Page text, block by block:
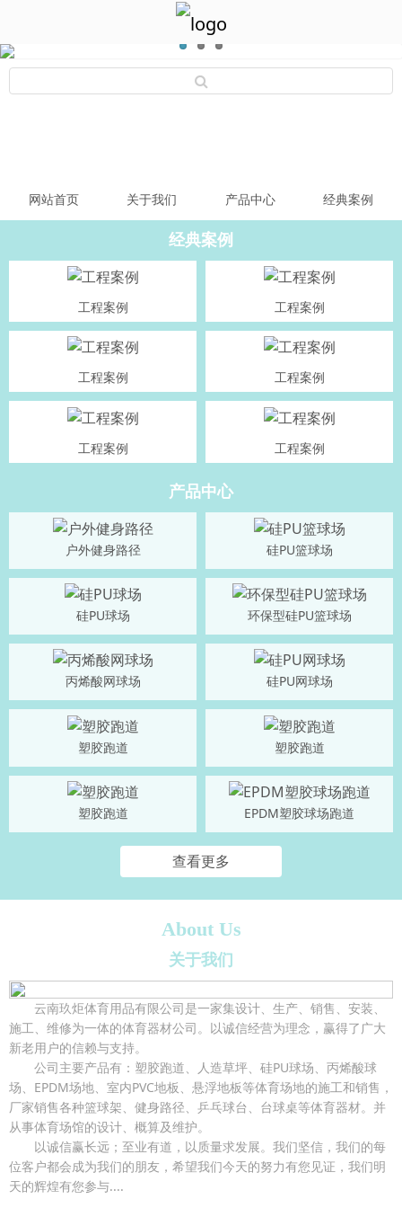
网站首页 关于我们 产品中心 经典案例
经典案例
工程案例 工程案例
工程案例 工程案例
工程案例 工程案例
产品中心
户外健身路径 硅PU篮球场
硅PU球场 环保型硅PU篮球场
丙烯酸网球场 硅PU网球场
塑胶跑道 塑胶跑道
塑胶跑道 EPDM塑胶球场跑道
查看更多
About Us
关于我们
云南玖炬体育用品有限公司是一家集设计、生产、销售、安装、
施工、维修为一体的体育器材公司。以诚信经营为理念，赢得了广大
新老用户的信赖与支持。
公司主要产品有：塑胶跑道、人造草坪、硅PU球场、丙烯酸球
场、EPDM场地、室内PVC地板、悬浮地板等体育场地的施工和销售，
厂家销售各种篮球架、健身路径、乒乓球台、台球桌等体育器材。并
从事体育场馆的设计、概算及维护。
以诚信赢长远；至业有道，以质量求发展。我们坚信，我们的每
位客户都会成为我们的朋友，希望我们今天的努力有您见证，我们明
天的辉煌有您参与....